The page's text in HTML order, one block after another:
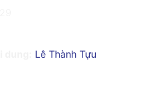
Lê Thành Tựu